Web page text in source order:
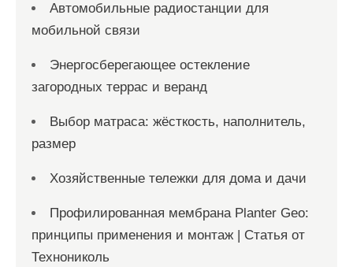
Автомобильные радиостанции для
мобильной связи
Энергосберегающее остекление
загородных террас и веранд
Выбор матраса: жёсткость, наполнитель,
размер
Хозяйственные тележки для дома и дачи
Профилированная мембрана Planter Geo:
принципы применения и монтаж | Статья от
Технониколь